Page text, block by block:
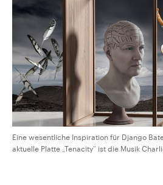
Eine wesentliche Inspiration für Django
aktuelle Platte „Tenacity“ ist die Musik